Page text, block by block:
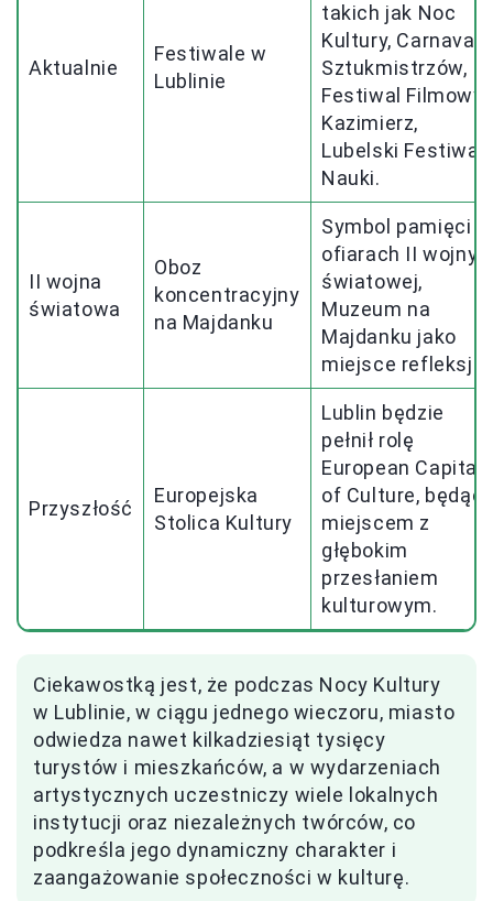
Aktualnie
Festiwale w
Lublinie
takich jak Noc
Kultury, Carnaval
Sztukmistrzów,
Festiwal Filmowy
Kazimierz,
Lubelski Festiwal
Nauki.
II wojna
światowa
Oboz
koncentracyjny
na Majdanku
Symbol pamięci o
ofiarach II wojny
światowej,
Muzeum na
Majdanku jako
miejsce refleksji.
Przyszłość
Europejska
Stolica Kultury
Lublin będzie
pełnił rolę
European Capital
of Culture, będąc
miejscem z
głębokim
przesłaniem
kulturowym.
Ciekawostką jest, że podczas Nocy Kultury
w Lublinie, w ciągu jednego wieczoru, miasto
odwiedza nawet kilkadziesiąt tysięcy
turystów i mieszkańców, a w wydarzeniach
artystycznych uczestniczy wiele lokalnych
instytucji oraz niezależnych twórców, co
podkreśla jego dynamiczny charakter i
zaangażowanie społeczności w kulturę.